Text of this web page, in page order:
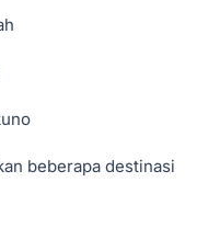
beberapa destinasi